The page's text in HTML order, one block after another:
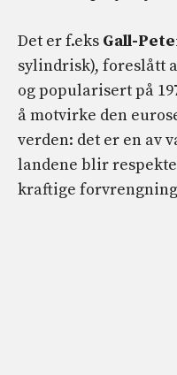
Det er f.eks Gall-
sylindrisk), foreslått
og popularisert på
å motvirke den
verden: det er en av
landene blir
kraftige